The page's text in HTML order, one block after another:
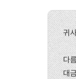
귀
다
대